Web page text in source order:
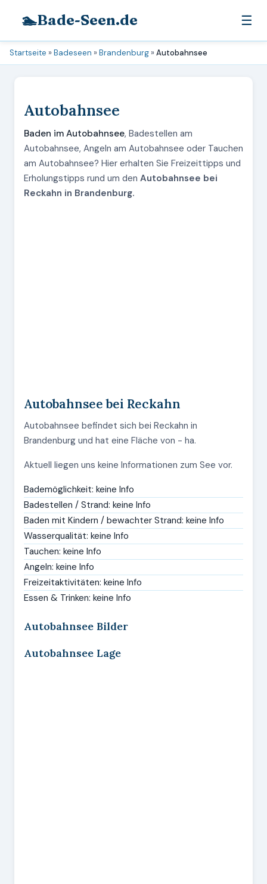
🏊Bade-Seen.de ☰
Startseite »Badeseen »Brandenburg »Autobahnsee
Autobahnsee
Baden im Autobahnsee, Badestellen am
Autobahnsee, Angeln am Autobahnsee oder Tauchen
am Autobahnsee? Hier erhalten Sie Freizeittipps und
Erholungstipps rund um den Autobahnsee bei
Reckahn in Brandenburg.
Autobahnsee bei Reckahn
Autobahnsee befindet sich bei Reckahn in
Brandenburg und hat eine Fläche von - ha.
Aktuell liegen uns keine Informationen zum See vor.
Bademöglichkeit: keine Info
Badestellen / Strand: keine Info
Baden mit Kindern / bewachter Strand: keine Info
Wasserqualität: keine Info
Tauchen: keine Info
Angeln: keine Info
Freizeitaktivitäten: keine Info
Essen & Trinken: keine Info
Autobahnsee Bilder
Autobahnsee Lage